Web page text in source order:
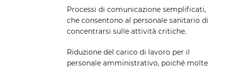
Processi di comunicazione semplificati,
che consentono al personale sanitario di
concentrarsi sulle attività critiche.
Riduzione del carico di lavoro per il
personale amministrativo, poiché molte